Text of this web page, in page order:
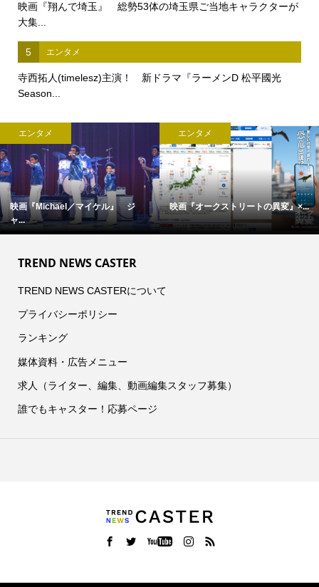
映画『翔んで埼玉』 総勢53体の埼玉県ご当地キャラクターが
大集...
5 エンタメ
寺西拓人(timelesz)主演！ 新ドラマ『ラーメンD 松平國光
Season...
エンタメ
映画『Michael／マイケル』 ジ
ャ...
エンタメ
映画『オークストリートの異変』×...
TREND NEWS CASTER
TREND NEWS CASTERについて
プライバシーポリシー
ランキング
媒体資料・広告メニュー
求人（ライター、編集、動画編集スタッフ募集）
誰でもキャスター！応募ページ